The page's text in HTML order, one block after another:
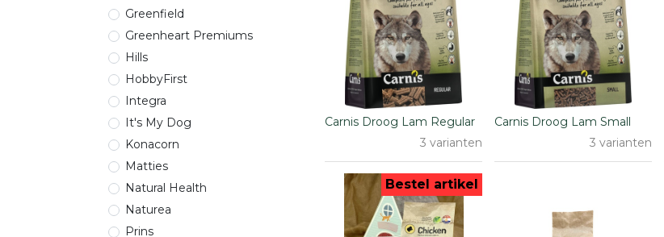
Greenfield
Greenheart Premiums
Hills
HobbyFirst
Integra
It's My Dog
Konacorn
Matties
Natural Health
Naturea
Prins
Carnis Droog Lam Regular
3 varianten
Carnis Droog Lam Small
3 varianten
Bestel artikel